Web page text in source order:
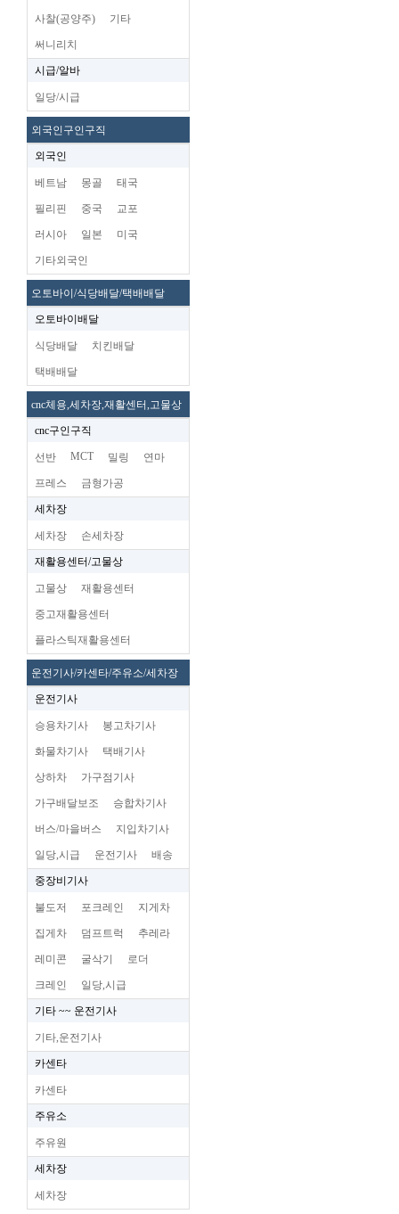
사찰(공양주) 기타
써니리치
시급/알바
일당/시급
외국인구인구직
외국인
베트남 몽골 태국
필리핀 중국 교포
러시아 일본 미국
기타외국인
오토바이/식당배달/택배배달
오토바이배달
식당배달 치킨배달
택배배달
cnc체용,세차장,재활센터,고물상
cnc구인구직
선반 MCT 밀링 연마
프레스 금형가공
세차장
세차장 손세차장
재활용센터/고물상
고물상 재활용센터
중고재활용센터
플라스틱재활용센터
운전기사/카센타/주유소/세차장
운전기사
승용차기사 봉고차기사
화물차기사 택배기사
상하차 가구점기사
가구배달보조 승합차기사
버스/마을버스 지입차기사
일당,시급 운전기사 배송
중장비기사
불도저 포크레인 지게차
집게차 덤프트럭 추레라
레미콘 굴삭기 로더
크레인 일당,시급
기타 ~~ 운전기사
기타,운전기사
카센타
카센타
주유소
주유원
세차장
세차장